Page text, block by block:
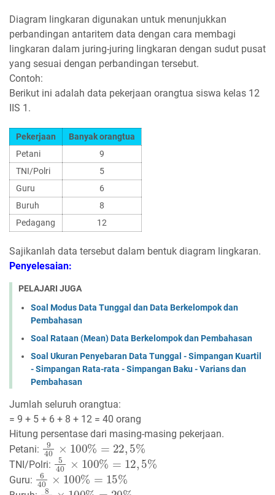
Diagram lingkaran digunakan untuk menunjukkan
perbandingan antaritem data dengan cara membagi
lingkaran dalam juring-juring lingkaran dengan sudut pusat
yang sesuai dengan perbandingan tersebut.
Contoh:
Berikut ini adalah data pekerjaan orangtua siswa kelas 12
IIS 1.
Pekerjaan
Banyak orangtua
Petani
9
TNI/Polri
5
Guru
6
Buruh
8
Pedagang
12
Sajikanlah data tersebut dalam bentuk diagram lingkaran.
Penyelesaian:
PELAJARI JUGA
Soal Modus Data Tunggal dan Data Berkelompok dan
Pembahasan
Soal Rataan (Mean) Data Berkelompok dan Pembahasan
Soal Ukuran Penyebaran Data Tunggal - Simpangan Kuartil
- Simpangan Rata-rata - Simpangan Baku - Varians dan
Pembahasan
Jumlah seluruh orangtua:
= 9 + 5 + 6 + 8 + 12 = 40 orang
Hitung persentase dari masing-masing pekerjaan.
Petani:
940×100%=22,5%
TNI/Polri:
540×100% =125%
Guru:
640 ×100%=15%
840 ×100% 20%